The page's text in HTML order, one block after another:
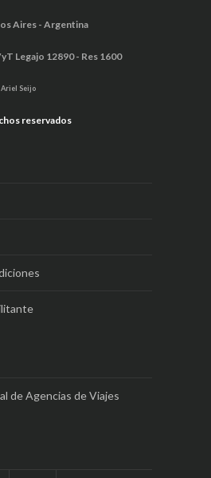
Aires - Argentina
Legajo 12890 - Res 1600
Seijo
reservados
de Agencias de Viajes